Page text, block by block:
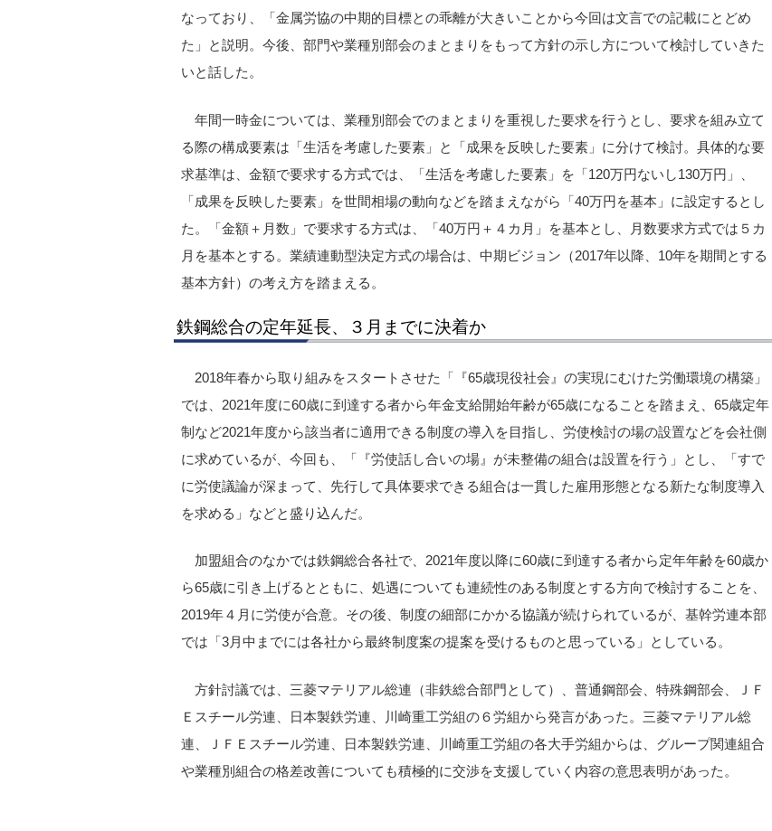
なっており、「金属労協の中期的目標との乖離が大きいことから今回は文言での記載にとどめ
た」と説明。今後、部門や業種別部会のまとまりをもって方針の示し方について検討していきた
いと話した。
年間一時金については、業種別部会でのまとまりを重視した要求を行うとし、要求を組み立て
る際の構成要素は「生活を考慮した要素」と「成果を反映した要素」に分けて検討。具体的な要
求基準は、金額で要求する方式では、「生活を考慮した要素」を「120万円ないし130万円」、
「成果を反映した要素」を世間相場の動向などを踏まえながら「40万円を基本」に設定するとし
た。「金額＋月数」で要求する方式は、「40万円＋４カ月」を基本とし、月数要求方式では５カ
月を基本とする。業績連動型決定方式の場合は、中期ビジョン（2017年以降、10年を期間とする
基本方針）の考え方を踏まえる。
鉄鋼総合の定年延長、３月までに決着か
2018年春から取り組みをスタートさせた「『65歳現役社会』の実現にむけた労働環境の構築」
では、2021年度に60歳に到達する者から年金支給開始年齢が65歳になることを踏まえ、65歳定年
制など2021年度から該当者に適用できる制度の導入を目指し、労使検討の場の設置などを会社側
に求めているが、今回も、「『労使話し合いの場』が未整備の組合は設置を行う」とし、「すで
に労使議論が深まって、先行して具体要求できる組合は一貫した雇用形態となる新たな制度導入
を求める」などと盛り込んだ。
加盟組合のなかでは鉄鋼総合各社で、2021年度以降に60歳に到達する者から定年年齢を60歳か
ら65歳に引き上げるとともに、処遇についても連続性のある制度とする方向で検討することを、
2019年４月に労使が合意。その後、制度の細部にかかる協議が続けられているが、基幹労連本部
では「3月中までには各社から最終制度案の提案を受けるものと思っている」としている。
方針討議では、三菱マテリアル総連（非鉄総合部門として）、普通鋼部会、特殊鋼部会、ＪＦ
Ｅスチール労連、日本製鉄労連、川崎重工労組の６労組から発言があった。三菱マテリアル総
連、ＪＦＥスチール労連、日本製鉄労連、川崎重工労組の各大手労組からは、グループ関連組合
や業種別組合の格差改善についても積極的に交渉を支援していく内容の意思表明があった。